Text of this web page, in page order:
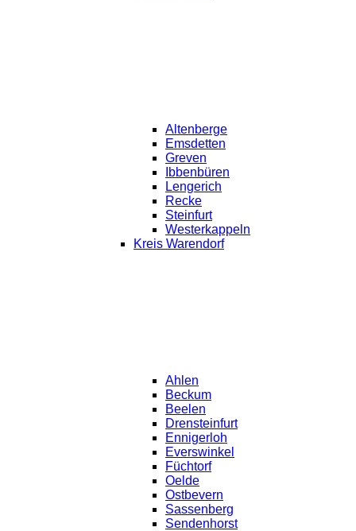
Altenberge
Emsdetten
Greven
Ibbenbüren
Lengerich
Recke
Steinfurt
Westerkappeln
Kreis Warendorf
Ahlen
Beckum
Beelen
Drensteinfurt
Ennigerloh
Everswinkel
Füchtorf
Oelde
Ostbevern
Sassenberg
Sendenhorst